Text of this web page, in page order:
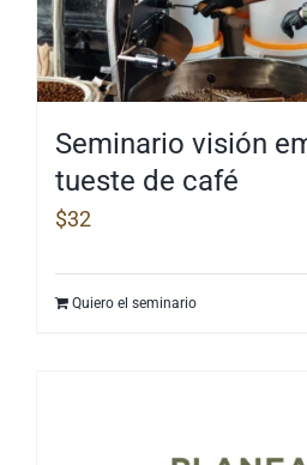
Seminario visión
tueste de café
$32
Quiero el seminario